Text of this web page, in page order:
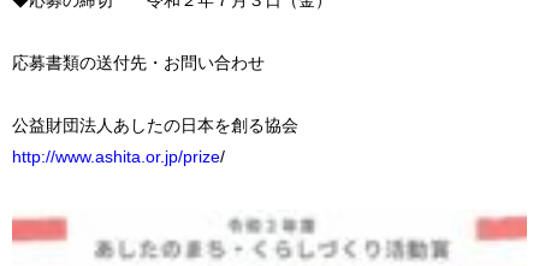
応募書類の送付先・お問い合わせ
公益財団法人あしたの日本を創る協会
http://www.ashita.or.jp/prize/